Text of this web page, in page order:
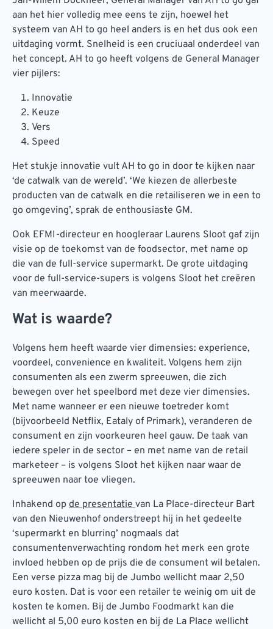
aan het hier volledig mee eens te zijn, hoewel het
systeem van AH to go heel anders is en het dus ook een
uitdaging vormt. Snelheid is een cruciuaal onderdeel van
het concept. AH to go heeft volgens de General Manager
vier pijlers:
Innovatie
Keuze
Vers
Speed
Het stukje innovatie vult AH to go in door te kijken naar
‘de catwalk van de wereld’. ‘We kiezen de allerbeste
producten van de catwalk en die retailiseren we in een to
go omgeving’, sprak de enthousiaste GM.
Ook EFMI-directeur en hoogleraar Laurens Sloot gaf zijn
visie op de toekomst van de foodsector, met name op
die van de full-service supermarkt. De grote uitdaging
voor de full-service-supers is volgens Sloot het creëren
van meerwaarde.
Wat is waarde?
Volgens hem heeft waarde vier dimensies: experience,
voordeel, convenience en kwaliteit. Volgens hem zijn
consumenten als een zwerm spreeuwen, die zich
bewegen over het speelbord met deze vier dimensies.
Met name wanneer er een nieuwe toetreder komt
(bijvoorbeeld Netflix, Eataly of Primark), veranderen de
consument en zijn voorkeuren heel gauw. De taak van
iedere speler in de sector – en met name van de retail
marketeer – is volgens Sloot het kijken naar waar de
spreeuwen naar toe vliegen.
Inhakend op de presentatievan La Place-directeur Bart
van den Nieuwenhof onderstreept hij in het gedeelte
‘supermarkt en blurring’ nogmaals dat
consumentenverwachting rondom het merk een grote
invloed hebben op de prijs die de consument wil betalen.
Een verse pizza mag bij de Jumbo wellicht maar 2,50
euro kosten. Dat is voor een retailer te weinig om uit de
kosten te komen. Bij de Jumbo Foodmarkt kan die
wellicht al 5,00 euro kosten en bij de La Place wellicht